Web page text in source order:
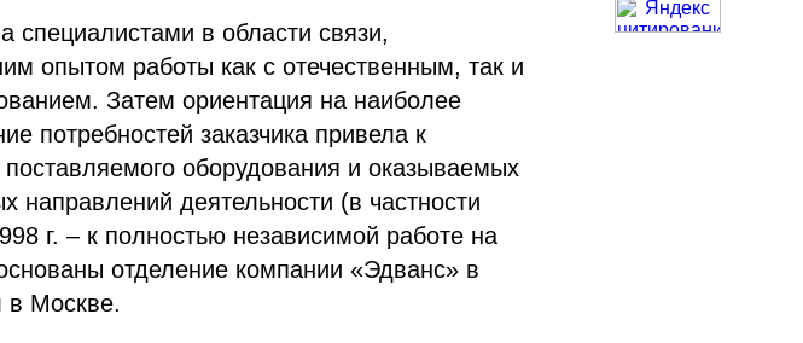
специалистами в области связи,
опытом работы как с отечественным, так и
Затем ориентация на наиболее
потребностей заказчика привела к
оборудования и оказываемых
направлений деятельности (в частности
г. – к полностью независимой работе на
отделение компании «Эдванс» в
в Москве.